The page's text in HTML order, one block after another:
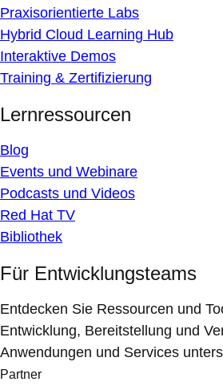
Praxisorientierte Labs
Hybrid Cloud Learning Hub
Interaktive Demos
Training & Zertifizierung
Lernressourcen
Blog
Events und Webinare
Podcasts und Videos
Red Hat TV
Bibliothek
Für Entwicklungsteams
Entdecken Sie Ressourcen und
Entwicklung, Bereitstellung und
Anwendungen und Services
Partner